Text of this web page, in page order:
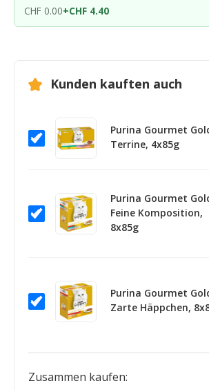
CHF 0.00+CHF 4.40
Kunden kauften auch
Purina Gourmet
Terrine, 4x85g
Purina Gourmet
Feine Komposition,
8x85g
Purina Gourmet
Zarte Häppchen,
Zusammen kaufen: